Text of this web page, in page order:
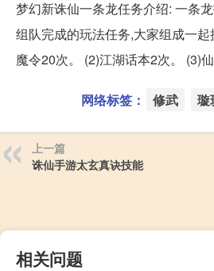
梦幻新诛仙一条龙任务介绍: 一条
组队完成的玩法任务,大家组成一
魔令20次。 (2)江湖话本2次。 (3)
网络标签： 修武 璇
上一篇
诛仙手游太玄真诀技能
相关问题